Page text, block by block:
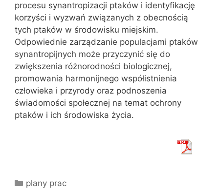
procesu synantropizacji ptaków i identyfikację
korzyści i wyzwań związanych z obecnością
tych ptaków w środowisku miejskim.
Odpowiednie zarządzanie populacjami ptaków
synantropijnych może przyczynić się do
zwiększenia różnorodności biologicznej,
promowania harmonijnego współistnienia
człowieka i przyrody oraz podnoszenia
świadomości społecznej na temat ochrony
ptaków i ich środowiska życia.
Kategorie
plany prac